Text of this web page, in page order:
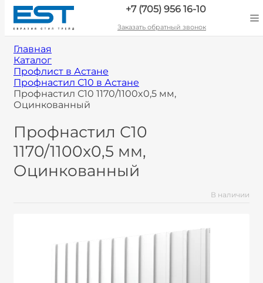
+7 (705) 956 16-10
Заказать обратный звонок
Главная
Каталог
Профлист в Астане
Профнастил С10 в Астане
Профнастил С10 1170/1100x0,5 мм,
Оцинкованный
Профнастил С10
1170/1100x0,5 мм,
Оцинкованный
В наличии